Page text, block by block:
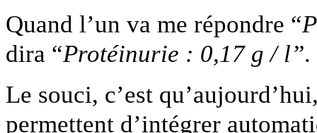
Quand l’un va me répondre “
dira “Protéinurie : 0,17 g / l”.
Le souci, c’est
permettent d’intégrer